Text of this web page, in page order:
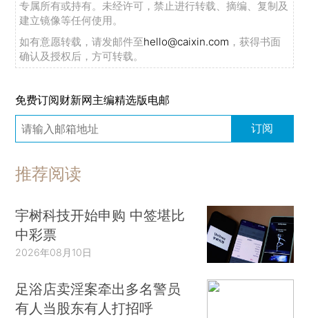
专属所有或持有。未经许可，禁止进行转载、摘编、复制及
建立镜像等任何使用。
如有意愿转载，请发邮件至hello@caixin.com ，获得书面
确认及授权后，方可转载。
免费订阅财新网主编精选版电邮
订阅
推荐阅读
宇树科技开始申购 中签堪比
中彩票
2026年08月10日
足浴店卖淫案牵出多名警员
有人当股东有人打招呼